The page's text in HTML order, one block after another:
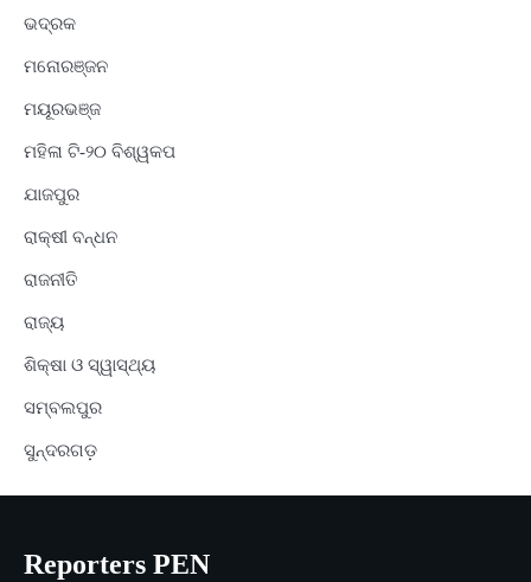
ଭଦ୍ରକ
ମନୋରଞ୍ଜନ
ମୟୂରଭଞ୍ଜ
ମହିଳା ଟି-୨୦ ବିଶ୍ୱକପ
ଯାଜପୁର
ରାକ୍ଷୀ ବନ୍ଧନ
ରାଜନୀତି
ରାଜ୍ୟ
ଶିକ୍ଷା ଓ ସ୍ୱାସ୍ଥ୍ୟ
ସମ୍ବଲପୁର
ସୁନ୍ଦରଗଡ଼
Reporters PEN